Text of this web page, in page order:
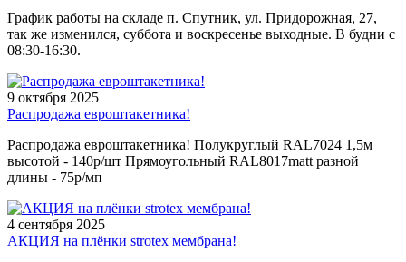
График работы на складе п. Спутник, ул. Придорожная, 27,
так же изменился, суббота и воскресенье выходные. В будни с
08:30-16:30.
9 октября 2025
Распродажа евроштакетника!
Распродажа евроштакетника! Полукруглый RAL7024 1,5м
высотой - 140р/шт Прямоугольный RAL8017matt разной
длины - 75р/мп
4 сентября 2025
АКЦИЯ на плёнки strotex мембрана!